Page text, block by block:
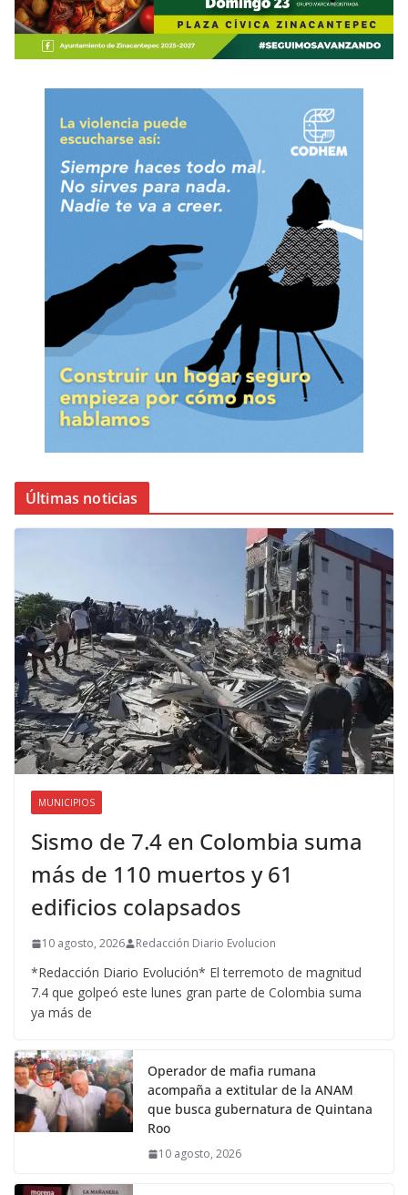
Últimas noticias
MUNICIPIOS
Sismo de 7.4 en Colombia suma
más de 110 muertos y 61
edificios colapsados
10 agosto, 2026 Redacción Diario Evolucion
*Redacción Diario Evolución* El terremoto de magnitud
7.4 que golpeó este lunes gran parte de Colombia suma
ya más de
Operador de mafia rumana
acompaña a extitular de la ANAM
que busca gubernatura de Quintana
Roo
10 agosto, 2026